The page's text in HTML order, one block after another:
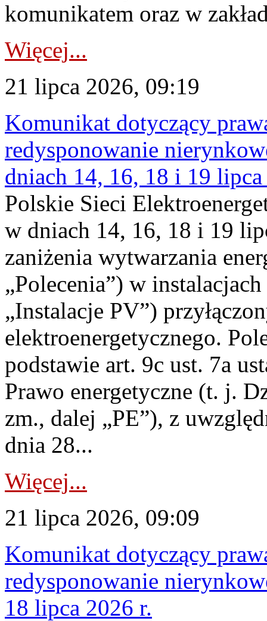
komunikatem oraz w
Więcej...
21 lipca 2026, 09:19
Komunikat dotyczący
redysponowanie
dniach 14, 16, 18 i 19
Polskie Sieci
w dniach 14, 16, 18 i 19
zaniżenia wytwarzania
„Polecenia”) w
„Instalacje PV”)
elektroenergetycznego.
podstawie art. 9c ust. 7a
Prawo energetyczne (t. j.
zm., dalej „PE”), z
dnia 28...
Więcej...
21 lipca 2026, 09:09
Komunikat dotyczący
redysponowanie
18 lipca 2026 r.